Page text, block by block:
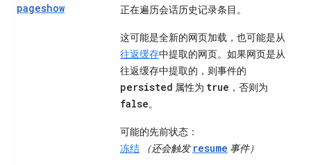
pageshow 正在遍历会话历史记录条目。
这可能是全新的网页加载，也可能是从
往返缓存中提取的网页。如果网页是从
往返缓存中提取的，则事件的
persisted 属性为 true ，否则为
false。
可能的先前状态 ：
冻结
（还会触发resume 事件）